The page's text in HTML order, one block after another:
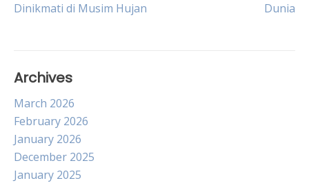
navigation
Dinikmati di Musim Hujan
Dunia
Archives
March 2026
February 2026
January 2026
December 2025
January 2025